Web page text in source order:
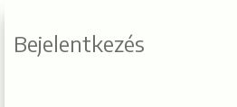
Bejelentkezés